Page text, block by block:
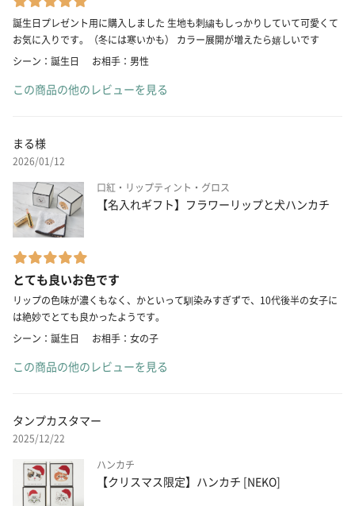
誕生日プレゼント用に購入しました 生地も刺繍もしっかりしていて可愛くて
お気に入りです。（冬には寒いかも） カラー展開が増えたら嬉しいです
シーン：誕生日
お相手：男性
この商品の他のレビューを見る
まる様
2026/01/12
口紅・リップティント・グロス
【名入れギフト】フラワーリップと犬ハンカチ
とても良いお色です
リップの色味が濃くもなく、かといって馴染みすぎずで、10代後半の女子に
は絶妙でとても良かったようです。
シーン：誕生日
お相手：女の子
この商品の他のレビューを見る
タンプカスタマー
2025/12/22
ハンカチ
【クリスマス限定】ハンカチ [NEKO]